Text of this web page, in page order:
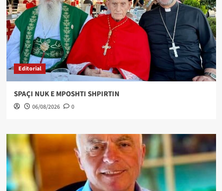
Editorial
SPAÇI NUK E MPOSHTI SHPIRTIN
06/08/2026 0